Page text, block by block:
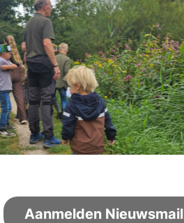
Aanmelden Nieuwsmail